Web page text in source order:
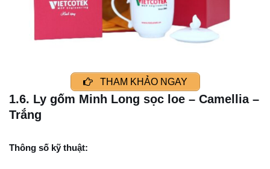
THAM KHẢO NGAY
1.6. Ly gốm Minh Long sọc loe – Camellia –
Trắng
Thông số kỹ thuật: